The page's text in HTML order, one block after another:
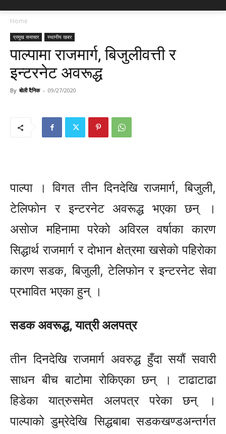
Home
प्रमुख समाचार स्थानीय खबर
पाल्पामा राजमार्ग, बिजुलीवत्ती र
इन्टरनेट अवरूद्ध
By बोली दैनिक - 09/27/2020
पाल्पा । विगत तीन दिनदेखि राजमार्ग, बिजुली,
टेलिफाेन र इन्टरनेट अवरूद्ध भएका छन् ।
असाेज महिनामा परेकाे अविरल वर्षाका कारण
सिद्धार्थ राजमार्ग र दाेभान क्षेत्रमा खसेकाे पहिराेका
कारण सडक, बिजुली, टेलिफाेन र इन्टरनेट सेवा
प्रभावित भएका हुन् ।
सडक अवरूद्ध, यात्री अलपत्र
तीन दिनदेखि राजमार्ग अवरुद्ध हुँदा सयौं सवारी
साधन बीच बाटोमा रोकिएका छन् । टाढाटाढा
हिडेका यात्रुसमेत अलपत्र परेका छन् ।
पाल्पाको डुम्रेदेखि सिद्धबाबा सडकखण्डअन्तर्गत